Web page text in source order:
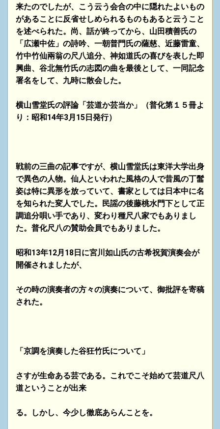
来たのでしたが、こう云う会合の中に隠れたよいもの
があることに反省せしめられるものもあると云うこと
を述べられた。尚、話が終ってから、山田積善氏の
「広瀬中佐」の詩吟、一朝普門氏の薩慈、近藤雷童、
竹中竹仙兩翁の尺八追分、神如道氏の喜びを表した即
興曲、谷北無竹氏の志図の曲を最後として、一同記念
署名をして、九時に散会した。
横山雪堂氏の評論「芸道か芸当か」
（普化第１５冊よ
り：昭和14年3月15日発行）
戦前の三曲の記事ですが、横山雪堂氏は東洋大学出身
で異色の人物。仙人といわれた風格の人で昔風の丁髷
姿は特に異形を放っていて、書家としては日本中に名
を知られた変人でした。民謡の後藤桃水門下として正
調追分唄い手であり、変わり種尺八家でもありまし
た。普化尺八の賛助会員でもありました。
昭和13年12月18日に宮川如山氏の古希祝賀演奏会が
開催されましたが、
その時の演奏者の方々の演奏について、御批評を寄稿
された。
「京調を演奏した谷狂竹氏について」
さすが生命ある芸である。これでこそ始めて芸道尺八
道ということが出来
る。しかし、今少し徹底あらんことを。